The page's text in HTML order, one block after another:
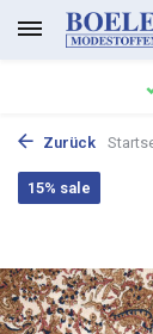
Zurück
15% sale